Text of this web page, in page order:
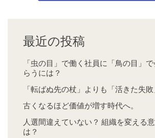
最近の投稿
「虫の目」で働く社員に「鳥の目」
らうには？
「転ばぬ先の杖」よりも「活きた失
古くなるほど価値が増す時代へ。
人選間違えていない？ 組織を変える
は？